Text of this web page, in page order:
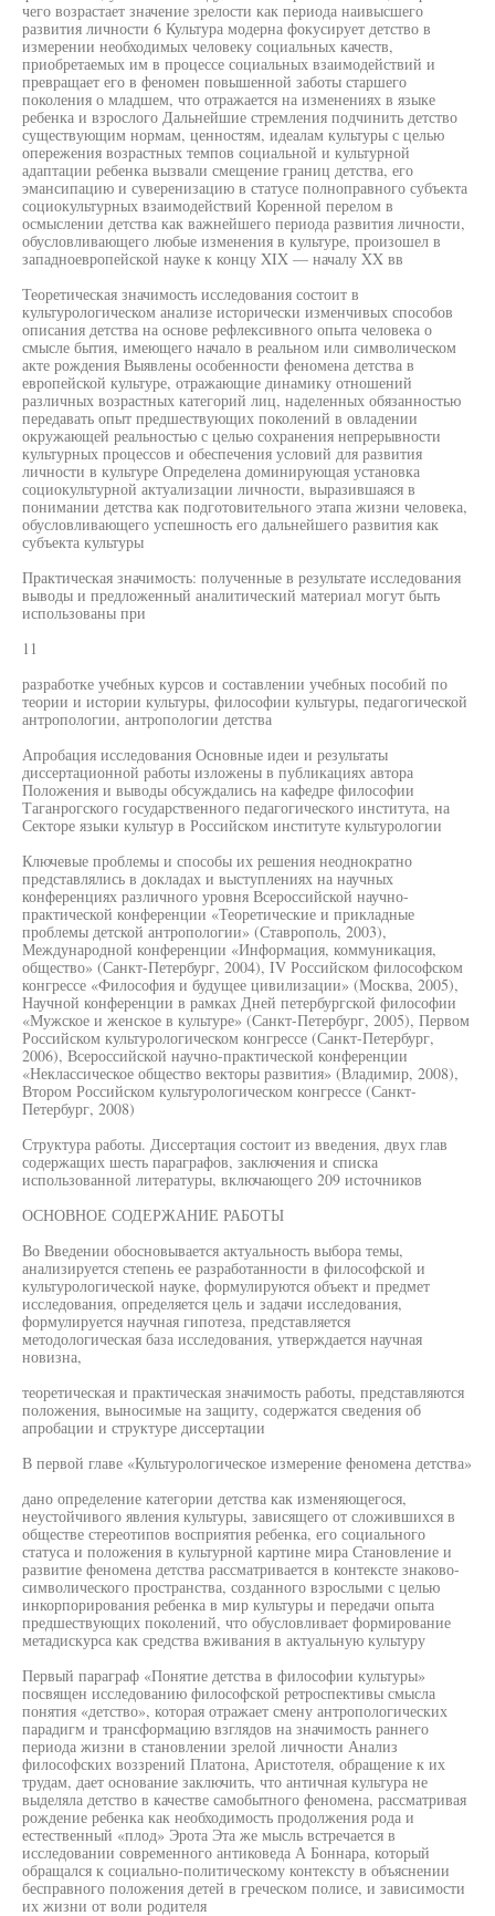
чего возрастает значение зрелости как периода наивысшего
развития личности 6 Культура модерна фокусирует детство в
измерении необходимых человеку социальных качеств,
приобретаемых им в процессе социальных взаимодействий и
превращает его в феномен повышенной заботы старшего
поколения о младшем, что отражается на изменениях в языке
ребенка и взрослого Дальнейшие стремления подчинить детство
существующим нормам, ценностям, идеалам культуры с целью
опережения возрастных темпов социальной и культурной
адаптации ребенка вызвали смещение границ детства, его
эмансипацию и суверенизацию в статусе полноправного субъекта
социокультурных взаимодействий Коренной перелом в
осмыслении детства как важнейшего периода развития личности,
обусловливающего любые изменения в культуре, произошел в
западноевропейской науке к концу XIX — началу XX вв
Теоретическая значимость исследования состоит в
культурологическом анализе исторически изменчивых способов
описания детства на основе рефлексивного опыта человека о
смысле бытия, имеющего начало в реальном или символическом
акте рождения Выявлены особенности феномена детства в
европейской культуре, отражающие динамику отношений
различных возрастных категорий лиц, наделенных обязанностью
передавать опыт предшествующих поколений в овладении
окружающей реальностью с целью сохранения непрерывности
культурных процессов и обеспечения условий для развития
личности в культуре Определена доминирующая установка
социокультурной актуализации личности, выразившаяся в
понимании детства как подготовительного этапа жизни человека,
обусловливающего успешность его дальнейшего развития как
субъекта культуры
Практическая значимость: полученные в результате исследования
выводы и предложенный аналитический материал могут быть
использованы при
11
разработке учебных курсов и составлении учебных пособий по
теории и истории культуры, философии культуры, педагогической
антропологии, антропологии детства
Апробация исследования Основные идеи и результаты
диссертационной работы изложены в публикациях автора
Положения и выводы обсуждались на кафедре философии
Таганрогского государственного педагогического института, на
Секторе языки культур в Российском институте культурологии
Ключевые проблемы и способы их решения неоднократно
представлялись в докладах и выступлениях на научных
конференциях различного уровня Всероссийской научно-
практической конференции «Теоретические и прикладные
проблемы детской антропологии» (Ставрополь, 2003),
Международной конференции «Информация, коммуникация,
общество» (Санкт-Петербург, 2004), IV Российском философском
конгрессе «Философия и будущее цивилизации» (Москва, 2005),
Научной конференции в рамках Дней петербургской философии
«Мужское и женское в культуре» (Санкт-Петербург, 2005), Первом
Российском культурологическом конгрессе (Санкт-Петербург,
2006), Всероссийской научно-практической конференции
«Неклассическое общество векторы развития» (Владимир, 2008),
Втором Российском культурологическом конгрессе (Санкт-
Петербург, 2008)
Структура работы. Диссертация состоит из введения, двух глав
содержащих шесть параграфов, заключения и списка
использованной литературы, включающего 209 источников
ОСНОВНОЕ СОДЕРЖАНИЕ РАБОТЫ
Во Введении обосновывается актуальность выбора темы,
анализируется степень ее разработанности в философской и
культурологической науке, формулируются объект и предмет
исследования, определяется цель и задачи исследования,
формулируется научная гипотеза, представляется
методологическая база исследования, утверждается научная
новизна,
теоретическая и практическая значимость работы, представляются
положения, выносимые на защиту, содержатся сведения об
апробации и структуре диссертации
В первой главе «Культурологическое измерение феномена детства»
дано определение категории детства как изменяющегося,
неустойчивого явления культуры, зависящего от сложившихся в
обществе стереотипов восприятия ребенка, его социального
статуса и положения в культурной картине мира Становление и
развитие феномена детства рассматривается в контексте знаково-
символического пространства, созданного взрослыми с целью
инкорпорирования ребенка в мир культуры и передачи опыта
предшествующих поколений, что обусловливает формирование
метадискурса как средства вживания в актуальную культуру
Первый параграф «Понятие детства в философии культуры»
посвящен исследованию философской ретроспективы смысла
понятия «детство», которая отражает смену антропологических
парадигм и трансформацию взглядов на значимость раннего
периода жизни в становлении зрелой личности Анализ
философских воззрений Платона, Аристотеля, обращение к их
трудам, дает основание заключить, что античная культура не
выделяла детство в качестве самобытного феномена, рассматривая
рождение ребенка как необходимость продолжения рода и
естественный «плод» Эрота Эта же мысль встречается в
исследовании современного антиковеда А Боннара, который
обращался к социально-политическому контексту в объяснении
бесправного положения детей в греческом полисе, и зависимости
их жизни от воли родителя